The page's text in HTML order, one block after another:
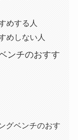
めする人
めしない人
ンチのおすす
グベンチのおす